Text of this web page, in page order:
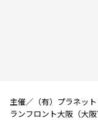
主催／（有）プラネッ
ランフロント大阪（大阪